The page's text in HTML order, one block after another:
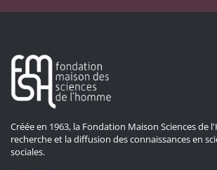
Créée en 1963, la Fondation Maison Sciences de
recherche et la diffusion des connaissances en
sociales.